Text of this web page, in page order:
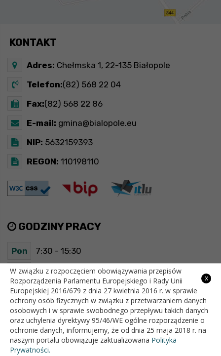
KONTAKT
Adres: Chełmska 1, 22-135 Białopole
Telefon:(82) 568 22 04
Fax:(82) 568 22 86
E-mail: gmina@bialopole.eu
NIP: 5632159393
REGON: 110198110
GODZINY PRACY
Pon 7:30 - 15:30
Wt 7:30 - 15:30
Śr 7:30 - 15:30
Czw 7:30 - 15:30
Pt 7:30 - 15:30
x
W związku z rozpoczęciem obowiązywania przepisów
Rozporządzenia Parlamentu Europejskiego i Rady Unii
Europejskiej 2016/679 z dnia 27 kwietnia 2016 r. w sprawie
ochrony osób fizycznych w związku z przetwarzaniem danych
osobowych i w sprawie swobodnego przepływu takich danych
oraz uchylenia dyrektywy 95/46/WE ogólne rozporządzenie o
ochronie danych, informujemy, że od dnia 25 maja 2018 r. na
naszym portalu obowiązuje zaktualizowana Polityka
Prywatności.